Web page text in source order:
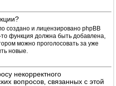
создано и лицензировано phpBB
то функция должна быть добавлена,
можно проголосовать за уже
новые.
некорректного
вопросов, связанных с этой